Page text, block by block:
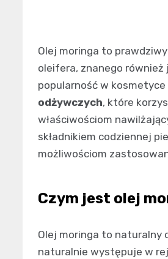
Olej moringa to
oleifera, znanego również
popularność w
odżywczych, które
właściwościom
składnikiem codziennej
możliwościom
Czym jest olej
Olej moringa to naturalny
naturalnie występuje w